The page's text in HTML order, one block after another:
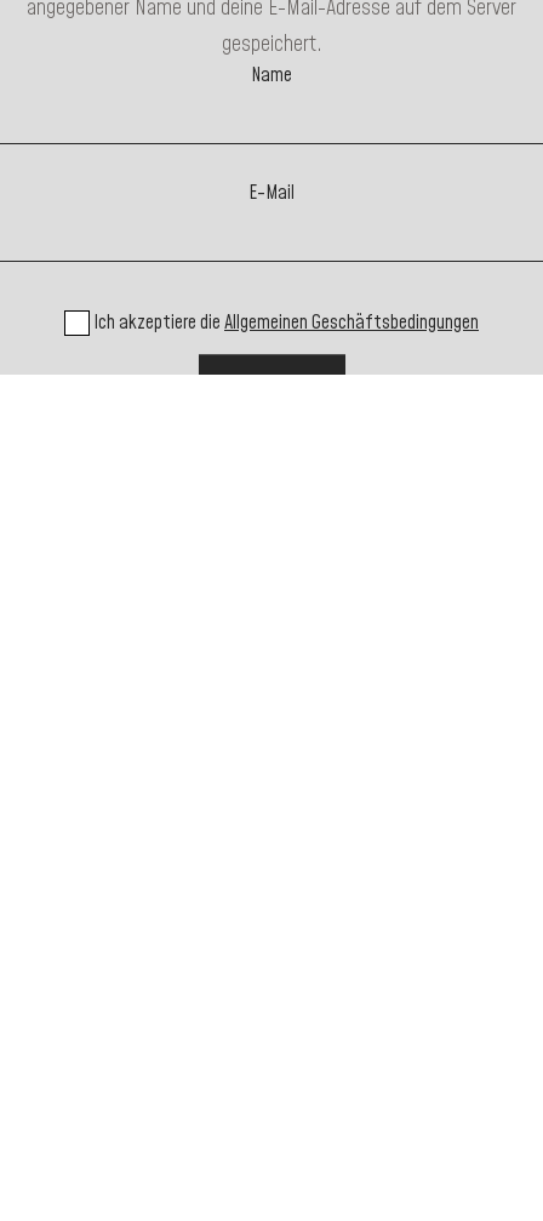
angegebener Name und deine E-Mail-Adresse auf dem Server
gespeichert.
Name
E-Mail
Ich akzeptiere dieAllgemeinen Geschäftsbedingungen